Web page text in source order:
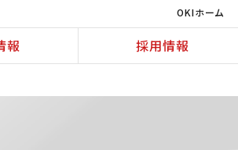
OKIホーム
報 採用情報